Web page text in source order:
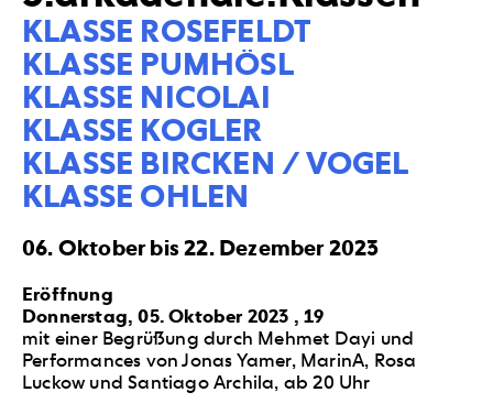
KLASSE ROSEFELDT
KLASSE PUMHÖSL
KLASSE NICOLAI
KLASSE KOGLER
KLASSE BIRCKEN / VOGEL
KLASSE OHLEN
06. Oktober bis 22. Dezember 2023
Eröffnung
Donnerstag, 05. Oktober 2023 , 19
mit einer Begrüßung durch Mehmet Dayi und
Performances von Jonas Yamer, MarinA, Rosa
Luckow und Santiago Archila, ab 20 Uhr